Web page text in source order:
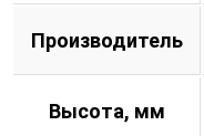
Производитель
Высота, мм